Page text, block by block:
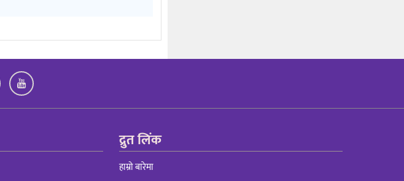
द्रुत लिंक
हाम्रो बारेमा